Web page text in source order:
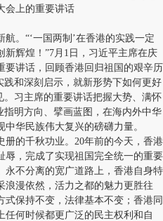
会上的重要讲话
。“‘一国两制’在香港的实践一定
辉煌！”7月1日，习近平主席在庆
要讲话，回顾香港回归祖国的艰辛历
践和深刻启示，就新形势下如何更好
。习主席的重要讲话把握大势、满怀
指明方向、擘画蓝图，在海内外中华
华民族伟大复兴的磅礴力量。
的千秋功业。20年前的今天，香港
辱，完成了实现祖国完全统一的重要
永不分离的宽广道路上，香港自身特
浪漫依然，活力之都的魅力更胜往
保持不变，法律基本不变；香港同
任何时候都更广泛的民主权利和自